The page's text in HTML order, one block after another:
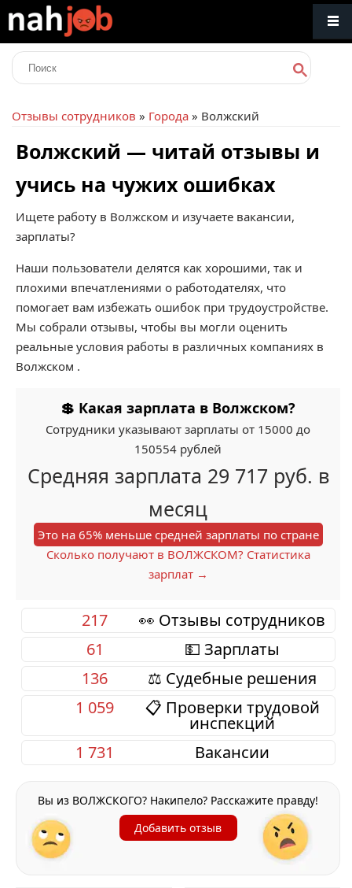
Отзывы сотрудников » Города » Волжский
Волжский — читай отзывы и
учись на чужих ошибках
Ищете работу в Волжском и изучаете вакансии,
зарплаты?
Наши пользователи делятся как хорошими, так и
плохими впечатлениями о работодателях, что
помогает вам избежать ошибок при трудоустройстве.
Мы собрали отзывы, чтобы вы могли оценить
реальные условия работы в различных компаниях в
Волжском .
💲 Какая зарплата в Волжском?
Сотрудники указывают зарплаты от 15000 до
150554 рублей
Средняя зарплата 29 717 руб. в
месяц
Это на 65% меньше средней зарплаты по стране
Сколько получают в ВОЛЖСКОМ? Статистика
зарплат →
👀 Отзывы сотрудников
217
💵 Зарплаты
61
⚖️ Судебные решения
136
📋 Проверки трудовой
инспекций
1 059
Вакансии
1 731
Вы из ВОЛЖСКОГО? Накипело? Расскажите правду!
Добавить отзыв